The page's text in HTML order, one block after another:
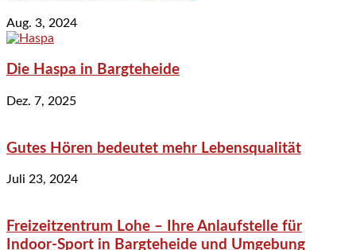
Aug. 3, 2024
Die Haspa in Bargteheide
Dez. 7, 2025
Gutes Hören bedeutet mehr Lebensqualität
Juli 23, 2024
Freizeitzentrum Lohe – Ihre Anlaufstelle für
Indoor-Sport in Bargteheide und Umgebung